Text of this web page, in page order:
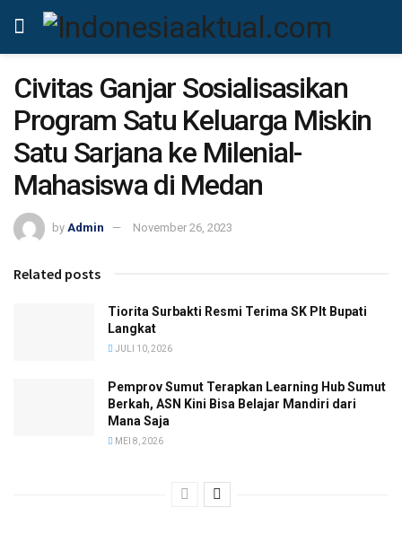
Civitas Ganjar Sosialisasikan
Program Satu Keluarga Miskin
Satu Sarjana ke Milenial-
Mahasiswa di Medan
by Admin November 26, 2023
Related posts
Tiorita Surbakti Resmi Terima SK Plt Bupati
Langkat
JULI 10, 2026
Pemprov Sumut Terapkan Learning Hub Sumut
Berkah, ASN Kini Bisa Belajar Mandiri dari
Mana Saja
MEI 8, 2026